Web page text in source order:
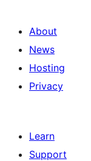
About
News
Hosting
Privacy
Learn
Support